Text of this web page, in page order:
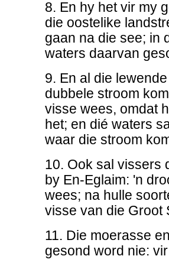
8. En hy het vir my
die oostelike
gaan na die see; in
waters daarvan
9. En al die
dubbele stroom
visse wees, omdat
het; en dié waters
waar die stroom
10. Ook sal vissers
by En-Eglaim: 'n
wees; na hulle
visse van die Groot
11. Die moerasse
gesond word nie: